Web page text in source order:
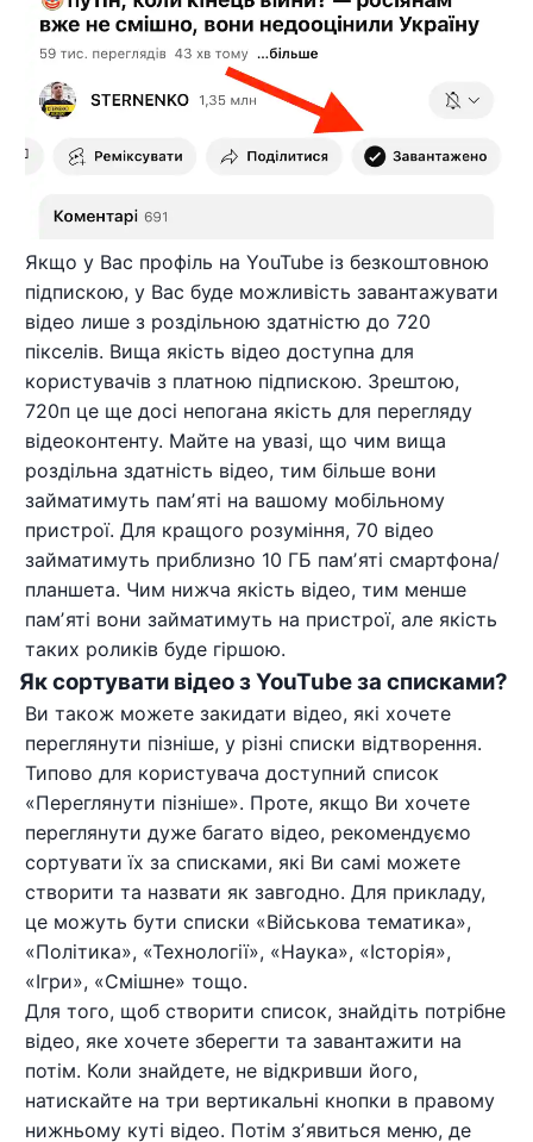
Якщо у Вас профіль на YouTube із безкоштовною
підпискою, у Вас буде можливість завантажувати
відео лише з роздільною здатністю до 720
пікселів. Вища якість відео доступна для
користувачів з платною підпискою. Зрештою,
720п це ще досі непогана якість для перегляду
відеоконтенту. Майте на увазі, що чим вища
роздільна здатність відео, тим більше вони
займатимуть памʼяті на вашому мобільному
пристрої. Для кращого розуміння, 70 відео
займатимуть приблизно 10 ГБ памʼяті смартфона/
планшета. Чим нижча якість відео, тим менше
памʼяті вони займатимуть на пристрої, але якість
таких роликів буде гіршою.
Як сортувати відео з YouTube за списками?
Ви також можете закидати відео, які хочете
переглянути пізніше, у різні списки відтворення.
Типово для користувача доступний список
«Переглянути пізніше». Проте, якщо Ви хочете
переглянути дуже багато відео, рекомендуємо
сортувати їх за списками, які Ви самі можете
створити та назвати як завгодно. Для прикладу,
це можуть бути списки «Військова тематика»,
«Політика», «Технології», «Наука», «Історія»,
«Ігри», «Смішне» тощо.
Для того, щоб створити список, знайдіть потрібне
відео, яке хочете зберегти та завантажити на
потім. Коли знайдете, не відкривши його,
натискайте на три вертикальні кнопки в правому
нижньому куті відео. Потім зʼявиться меню, де